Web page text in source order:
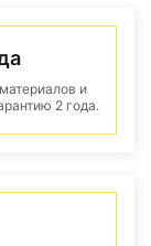
и
2 года.